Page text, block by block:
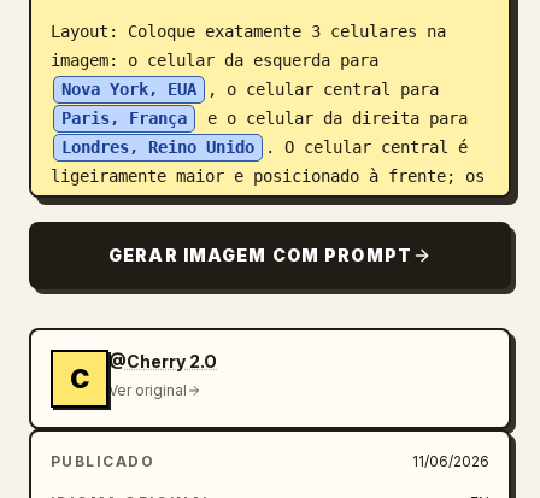
Layout: Coloque exatamente 3 celulares na
imagem: o celular da esquerda para
Nova York, EUA
, o celular central para
Paris, França
e o celular da direita para
Londres, Reino Unido
. O celular central é
ligeiramente maior e posicionado à frente; os
celulares da esquerda e da direita estão
sobrepostos pelo cenário de aquarela ao
redor. Continue o cenário da cidade além das
fragmentos de pontos turísticos.
Detalhes da interface do celular: Cada tela
tem uma pequena barra de status mostrando
19:41 no canto superior esquerdo, um pequeno
GERAR IMAGEM COM PROMPT
C
@Cherry 2.O
Ver original
PUBLICADO 11/06/2026